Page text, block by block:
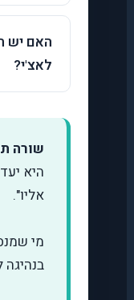
האם יש
לאצ'י?
שורה
היא
אליו".
מי